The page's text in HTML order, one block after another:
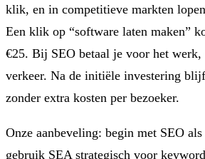
klik, en in competitieve markten
Een klik op “software laten maken”
€25. Bij SEO betaal je voor het
verkeer. Na de initiële investering
zonder extra kosten per bezoeker.
Onze aanbeveling: begin met SEO
gebruik SEA strategisch voor